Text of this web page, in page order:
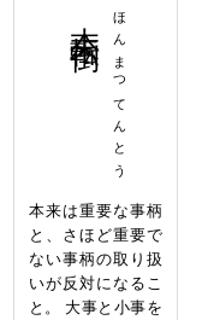
ほんまつてんとう
本来は重要な事柄
と、さほど重要で
ない事柄の取り扱
いが反対になるこ
と。 大事と小事を